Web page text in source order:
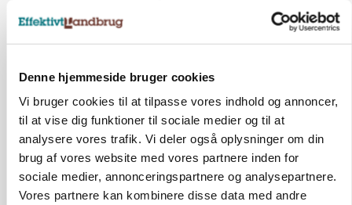
Denne hjemmeside bruger cookies
Vi bruger cookies til at tilpasse vores indhold og annoncer,
til at vise dig funktioner til sociale medier og til at
analysere vores trafik. Vi deler også oplysninger om din
brug af vores website med vores partnere inden for
sociale medier, annonceringspartnere og analysepartnere.
Vores partnere kan kombinere disse data med andre